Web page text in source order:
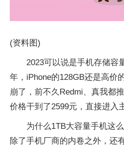
(资料图)
2023可以说是手机存储容
年，iPhone的128GB还是高价
崩了，前不久Redmi、真我都
价格干到了2599元，直接进入
为什么1TB大容量手机这
除了手机厂商的内卷之外，还